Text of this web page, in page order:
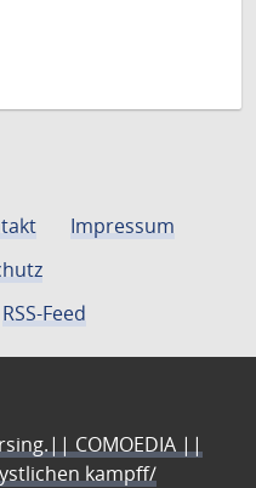
Impressum
RSS-Feed
COMOEDIA ||
kampff/